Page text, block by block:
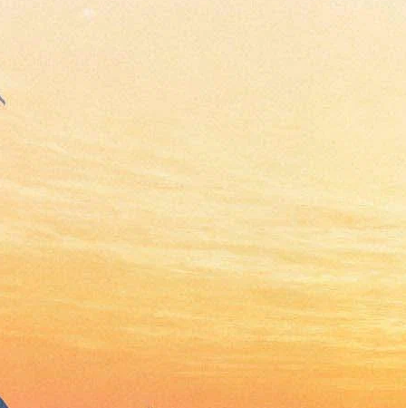
Серж Танкян пишет музыку
к российскому
историческому боевику
Версия для печати